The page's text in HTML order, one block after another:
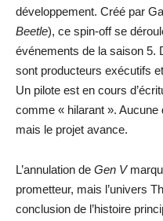
développement. Créé par
Beetle), ce spin-off se
événements de la saison 5.
sont producteurs exécutifs
Un pilote est en cours
comme « hilarant ». Aucune
mais le projet avance.
L’annulation de Gen V
prometteur, mais l’univers
conclusion de l’histoire